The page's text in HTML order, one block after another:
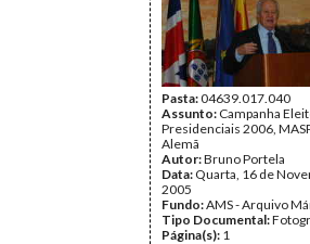
Pasta:04639.017.040
Assunto: Campanha
Presidenciais 2006,
Alemã
Autor:Bruno Portela
Data: Quarta, 16 de
2005
Fundo:AMS - Arquivo
Tipo Documental:
Página(s): 1